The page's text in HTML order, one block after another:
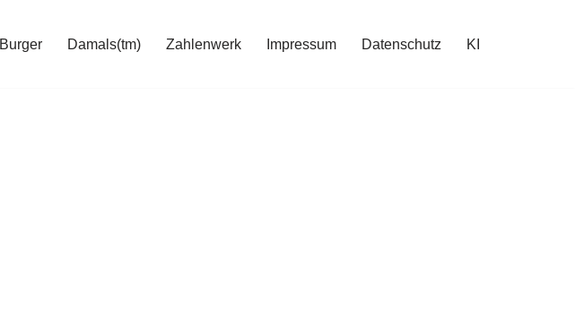
Burger Damals(tm) Zahlenwerk Impressum Datenschutz KI